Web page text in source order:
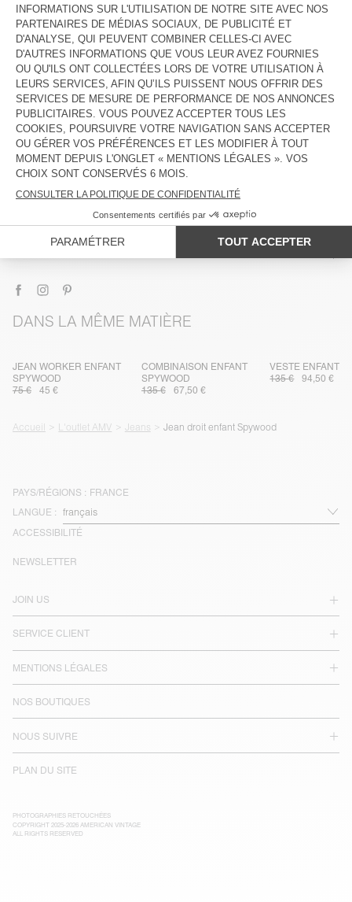
Livraison estiméeentre le mercredi 12 août et le vendredi 14
août
AJOUTER AU PANIER
VOIR LA DISPONIBILITE EN MAGASIN
DESCRIPTION
TAILLE ET COUPE
COMPOSITION
TRAÇABILITÉ
DANS LA MÊME MATIÈRE
JEAN WORKER ENFANT
SPYWOOD
75 €
45 €
COMBINAISON ENFANT
SPYWOOD
135 €
67,50 €
VESTE ENFANT
135 €
94,50 €
Accueil L'outlet AMV Jeans Jean droit enfant Spywood
PAYS/RÉGIONS : FRANCE
LANGUE :
ACCESSIBILITÉ
JOIN US
SERVICE CLIENT
MENTIONS LÉGALES
NOS BOUTIQUES
NOUS SUIVRE
PLAN DU SITE
NEWSLETTER
PHOTOGRAPHIES RETOUCHÉES
COPYRIGHT 2025-2026 AMERICAN VINTAGE
ALL RIGHTS RESERVED